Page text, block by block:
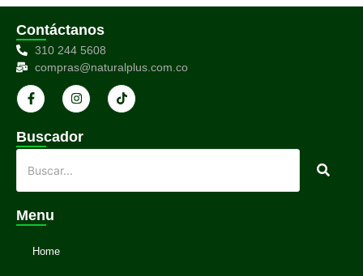
Contáctanos
310 244 5608
compras@naturalplus.com.co
Buscador
Menu
Home